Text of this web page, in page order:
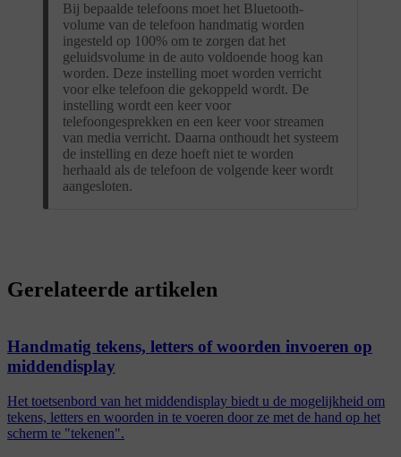
Bij bepaalde telefoons moet het Bluetooth-
volume van de telefoon handmatig worden
ingesteld op 100% om te zorgen dat het
geluidsvolume in de auto voldoende hoog kan
worden. Deze instelling moet worden verricht
voor elke telefoon die gekoppeld wordt. De
instelling wordt een keer voor
telefoongesprekken en een keer voor streamen
van media verricht. Daarna onthoudt het systeem
de instelling en deze hoeft niet te worden
herhaald als de telefoon de volgende keer wordt
aangesloten.
Gerelateerde artikelen
Handmatig tekens, letters of woorden invoeren op
middendisplay
Het toetsenbord van het middendisplay biedt u de mogelijkheid om
tekens, letters en woorden in te voeren door ze met de hand op het
scherm te "tekenen".